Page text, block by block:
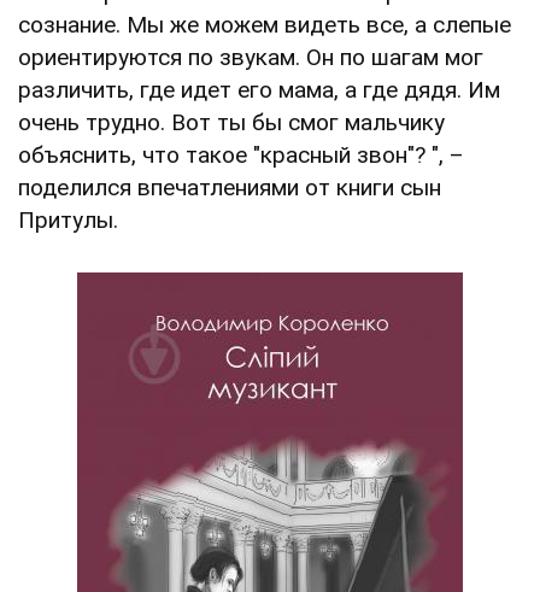
сознание. Мы же можем видеть все, а слепые
ориентируются по звукам. Он по шагам мог
различить, где идет его мама, а где дядя. Им
очень трудно. Вот ты бы смог мальчику
объяснить, что такое "красный звон"? ", –
поделился впечатлениями от книги сын
Притулы.